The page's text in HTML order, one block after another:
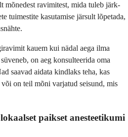
mõnedest ravimitest, mida tuleb järk-
tuimestite kasutamise järsult lõpetada,
kauem kui nädal aega ilma
on aeg konsulteerida oma
saavad aidata kindlaks teha, kas
on teil mõni varjatud seisund, mis
paikset anesteetikumi